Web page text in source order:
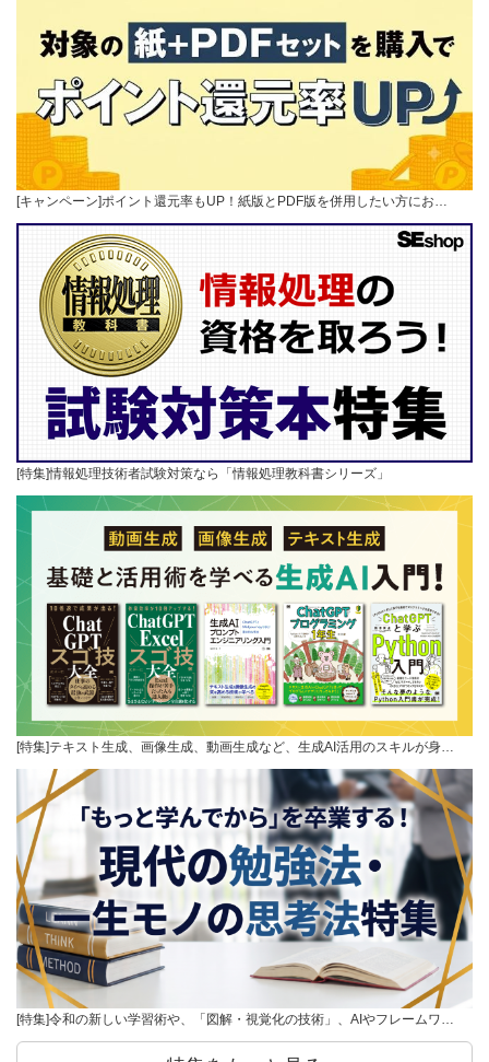
[キャンペーン]ポイント還元率もUP！紙版とPDF版を併用したい方にお…
[特集]情報処理技術者試験対策なら「情報処理教科書シリーズ」
[特集]テキスト生成、画像生成、動画生成など、生成AI活用のスキルが身…
[特集]令和の新しい学習術や、「図解・視覚化の技術」、AIやフレームワ…